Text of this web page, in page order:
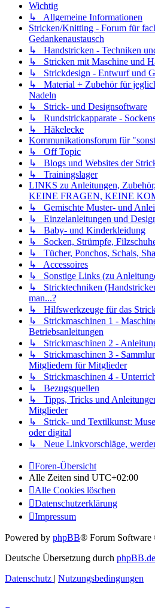
Wichtig
↳ Allgemeine Informationen
Stricken/Knitting - Forum für
Gedankenaustausch
↳ Handstricken - Techniken
↳ Stricken mit Maschine und
↳ Strickdesign - Entwurf und
↳ Material + Zubehör für
Nadeln
↳ Strick- und Designsoftware
↳ Rundstrickapparate -
↳ Häkelecke
Kommunikationsforum für
↳ Off Topic
↳ Blogs und Websites der
↳ Trainingslager
LINKS zu Anleitungen,
KEINE FRAGEN, KEINE
↳ Gemischte Muster- und
↳ Einzelanleitungen und
↳ Baby- und Kinderkleidung
↳ Socken, Strümpfe,
↳ Tücher, Ponchos, Schals,
↳ Accessoires
↳ Sonstige Links (zu
↳ Stricktechniken
man...?
↳ Hilfswerkzeuge für das
↳ Strickmaschinen 1 -
Betriebsanleitungen
↳ Strickmaschinen 2 -
↳ Strickmaschinen 3 -
Mitgliedern für Mitglieder
↳ Strickmaschinen 4 -
↳ Bezugsquellen
↳ Tipps, Tricks und
Mitglieder
↳ Strick- und Textilkunst:
oder digital
↳ Neue Linkvorschläge,
Foren-Übersicht
Alle Zeiten sind UTC+02:00
Alle Cookies löschen
Datenschutzerklärung
Impressum
Powered by phpBB® Forum
Deutsche Übersetzung durch phpBB.de
Datenschutz
Nutzungsbedingungen